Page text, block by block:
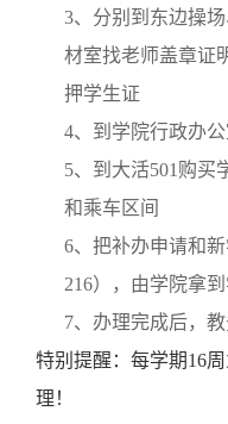
3、 分别到东边操
材室找老师盖章证
押学生证
4、 到学院行政办
5、 到大活501 购买
和乘车区间
6、 把补办申请和
216），由学院拿
7、 办理完成后，
特别提醒：每学期16
理！